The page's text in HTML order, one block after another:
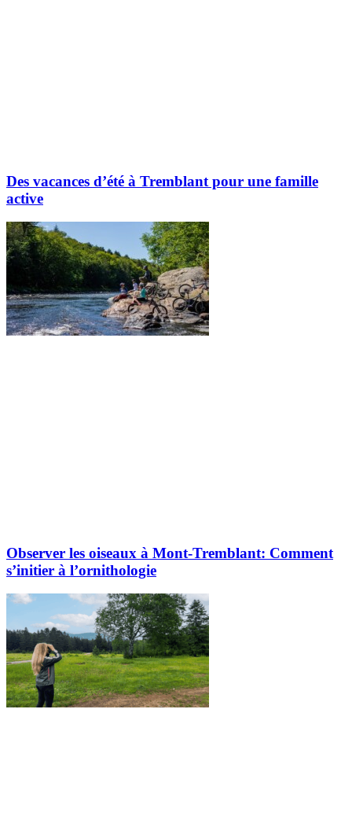
Des vacances d’été à Tremblant pour une famille
active
Observer les oiseaux à Mont-Tremblant: Comment
s’initier à l’ornithologie